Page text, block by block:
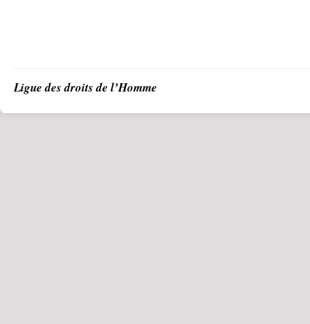
Ligue des droits de l’Homme